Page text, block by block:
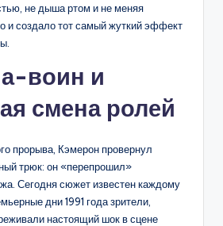
не дыша ртом и не меняя
и создало тот самый жуткий эффект
воин и
смена ролей
прорыва, Кэмерон провернул
трюк: он «перепрошил»
Сегодня сюжет известен каждому
дни 1991 года зрители,
настоящий шок в сцене